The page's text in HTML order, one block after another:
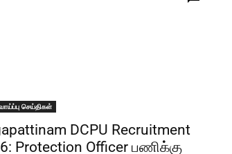
செய்திகள்
DCPU Recruitment
Protection Officer பணிக்கு